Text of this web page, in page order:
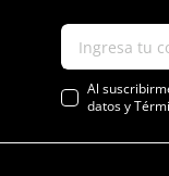
Al
datos y